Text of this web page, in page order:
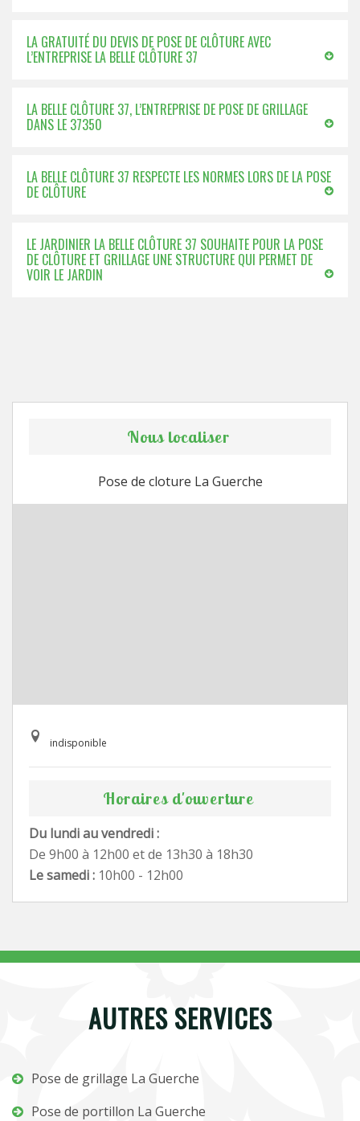
LA GRATUITÉ DU DEVIS DE POSE DE CLÔTURE AVEC
L’ENTREPRISE LA BELLE CLÔTURE 37
LA BELLE CLÔTURE 37, L’ENTREPRISE DE POSE DE GRILLAGE
DANS LE 37350
LA BELLE CLÔTURE 37 RESPECTE LES NORMES LORS DE LA POSE
DE CLÔTURE
LE JARDINIER LA BELLE CLÔTURE 37 SOUHAITE POUR LA POSE
DE CLÔTURE ET GRILLAGE UNE STRUCTURE QUI PERMET DE
VOIR LE JARDIN
Nous localiser
Pose de cloture La Guerche
indisponible
Horaires d'ouverture
Du lundi au vendredi :
De 9h00 à 12h00 et de 13h30 à 18h30
Le samedi : 10h00 - 12h00
AUTRES SERVICES
Pose de grillage La Guerche
Pose de portillon La Guerche